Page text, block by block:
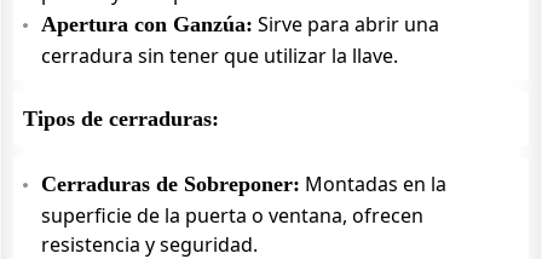
Apertura con Ganzúa: Sirve para abrir una
cerradura sin tener que utilizar la llave.
Tipos de cerraduras:
Cerraduras de Sobreponer: Montadas en la
superficie de la puerta o ventana, ofrecen
resistencia y seguridad.